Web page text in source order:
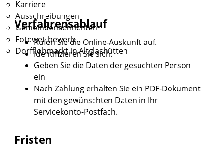
Karriere
Ausschreibungen
Gemeindenachrichten
Fotowettbewerb
Dorfflohmarkt in Altglashütten
Verfahrensablauf
Rufen Sie die Online-Auskunft auf.
Identifizieren Sie sich.
Geben Sie die Daten der gesuchten Person
ein.
Nach Zahlung erhalten Sie ein PDF-Dokument
mit den gewünschten Daten in Ihr
Servicekonto-Postfach.
Fristen